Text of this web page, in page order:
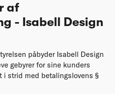
af
- Isabell Design
påbyder Isabell Design
gebyrer for sine kunders
i strid med betalingslovens §